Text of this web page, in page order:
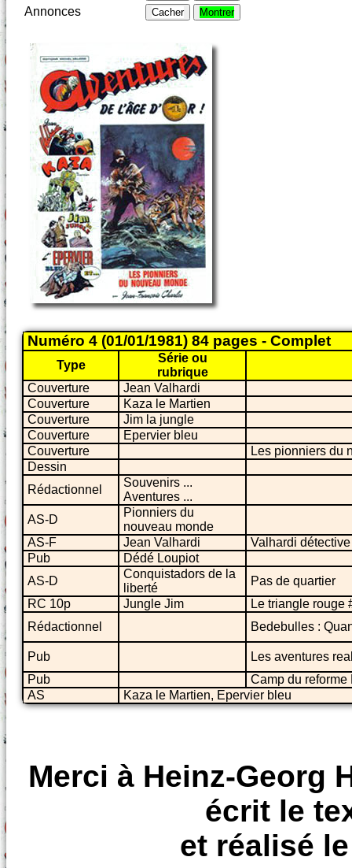
Annonces Cacher Montrer
Numéro 4 (01/01/1981) 84 pages - Complet
Type
Série ou
rubrique
Couverture
Jean Valhardi
Couverture
Kaza le Martien
Couverture
Jim la jungle
Couverture
Epervier bleu
Couverture
Les pionniers du
Dessin
Rédactionnel
Souvenirs ...
Aventures ...
AS-D
Pionniers du
nouveau monde
AS-F
Jean Valhardi
Valhardi détective
Pub
Dédé Loupiot
AS-D
Conquistadors de la
liberté
Pas de quartier
RC 10p
Jungle Jim
Le triangle rouge
Rédactionnel
Bedebulles :
Pub
Les aventures
Pub
Camp du reforme
AS
Kaza le Martien, Epervier bleu
Merci à Heinz-Georg
écrit le
et réalisé